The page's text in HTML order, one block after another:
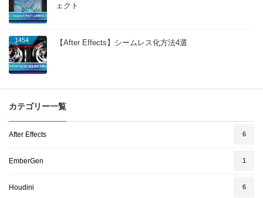
ェクト
1454 【After Effects】シームレス化方法4選
カテゴリー一覧
After Effects 6
EmberGen 1
Houdini 6